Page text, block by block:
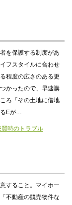
を保護する制度があ
フスタイルに合わせ
程度の広さのある更
かったので、早速購
ろ「その土地に借地
るEが…
時のトラブル
すること。マイホー
不動産の競売物件な